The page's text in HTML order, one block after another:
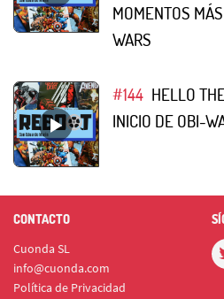
MOMENTOS
WARS
#144 HELLO
INICIO DE OBI-
CONTACTO
Cuonda SL
info@cuonda.com
Política de Privacidad